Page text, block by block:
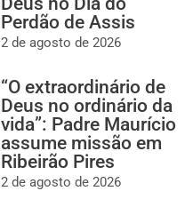
Perdão de Assis
2 de agosto de 2026
“O extraordinário de
Deus no ordinário da
vida”: Padre Maurício
assume missão em
Ribeirão Pires
2 de agosto de 2026